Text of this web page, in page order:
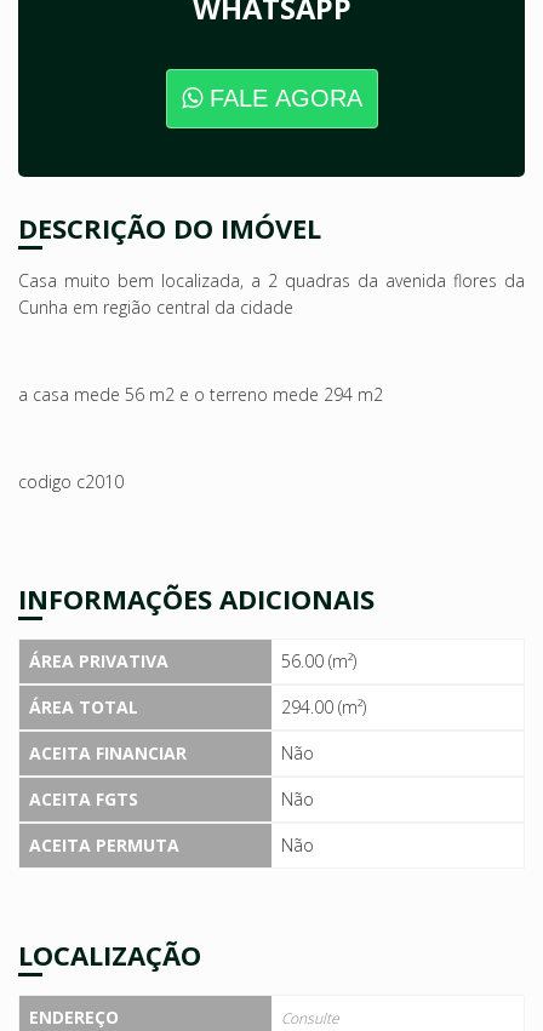
WHATSAPP
FALE AGORA
DESCRIÇÃO DO IMÓVEL
Casa muito bem localizada, a 2 quadras da avenida flores da
Cunha em região central da cidade
a casa mede 56 m2 e o terreno mede 294 m2
codigo c2010
INFORMAÇÕES ADICIONAIS
ÁREA PRIVATIVA
56.00 (m²)
ÁREA TOTAL
294.00 (m²)
ACEITA FINANCIAR
Não
ACEITA FGTS
Não
ACEITA PERMUTA
Não
LOCALIZAÇÃO
ENDEREÇO Consulte